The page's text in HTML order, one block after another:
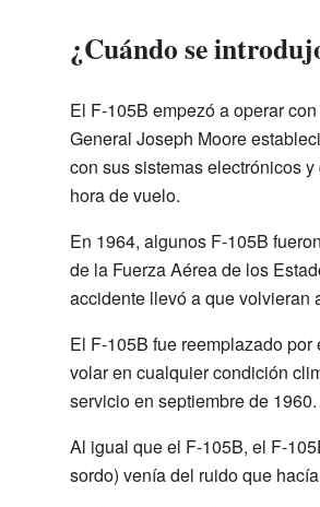
¿Cuándo se
El F-105B empezó a operar
General Joseph Moore
con sus sistemas electrónicos
hora de vuelo.
En 1964, algunos F-105B
de la Fuerza Aérea de los
accidente llevó a que volvieran
El F-105B fue reemplazado
volar en cualquier condición
servicio en septiembre de 1960.
Al igual que el F-105B, el F-
sordo) venía del ruido que